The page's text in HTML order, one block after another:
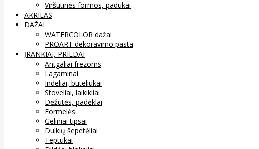
Viršutinės formos, padukai
AKRILAS
DAŽAI
WATERCOLOR dažai
PROART dekoravimo pasta
ĮRANKIAI, PRIEDAI
Antgaliai frezoms
Lagaminai
Indeliai, buteliukai
Stoveliai, laikikliai
Dėžutės, padėklai
Formelės
Geliniai tipsai
Dulkių šepetėliai
Teptukai